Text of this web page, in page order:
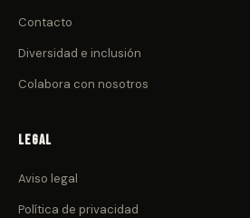
Contacto
Diversidad e inclusión
Colabora con nosotros
Legal
Aviso legal
Política de privacidad